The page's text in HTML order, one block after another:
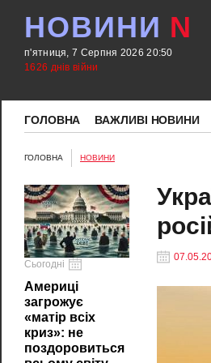
НОВИНИ N
п'ятниця, 7 Серпня 2026 20:50
1626 днів війни
ГОЛОВНА ВАЖЛИВІ НОВИНИ
ГОЛОВНА НОВИНИ
Сьогодні
Америці
загрожує
«матір всіх
криз»: не
поздоровиться